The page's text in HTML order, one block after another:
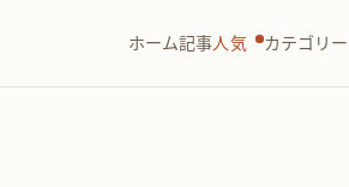
ホーム記事人気 カテゴリー